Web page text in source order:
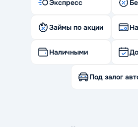
Экспресс
Займы по акции
Наличными
Под залог